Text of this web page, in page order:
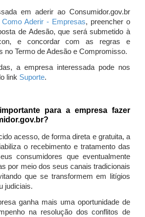
em aderir ao Consumidor.gov.br
Como Aderir - Empresas, preencher o
de Adesão, que será submetido à
e concordar com as regras e
no Termo de Adesão e Compromisso.
a empresa interessada pode nos
link Suporte.
para a empresa fazer
acesso, de forma direta e gratuita, a
o recebimento e tratamento das
consumidores que eventualmente
por meio dos seus canais tradicionais
que se transformem em litígios
judiciais.
ganha mais uma oportunidade de
na resolução dos conflitos de